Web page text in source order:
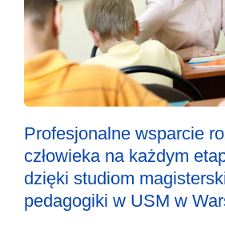
Profesjonalne wsparcie
człowieka na każdym
dzięki studiom
pedagogiki w USM w